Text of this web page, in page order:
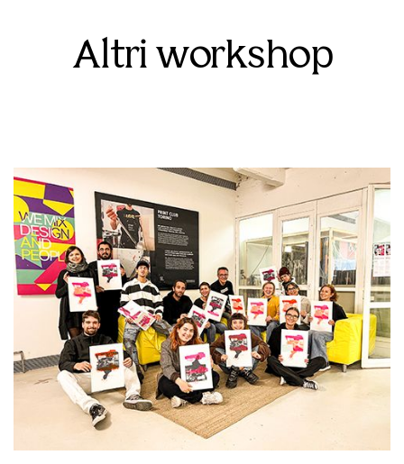
Altri workshop